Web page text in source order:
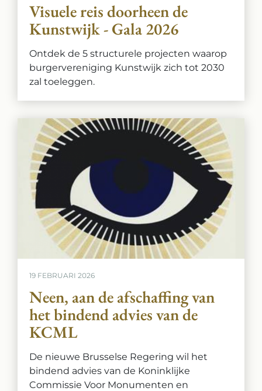
Visuele reis doorheen de
Kunstwijk - Gala 2026
Ontdek de 5 structurele projecten waarop
burgervereniging Kunstwijk zich tot 2030
zal toeleggen.
19 FEBRUARI 2026
Neen, aan de afschaffing van
het bindend advies van de
KCML
De nieuwe Brusselse Regering wil het
bindend advies van de Koninklijke
Commissie Voor Monumenten en